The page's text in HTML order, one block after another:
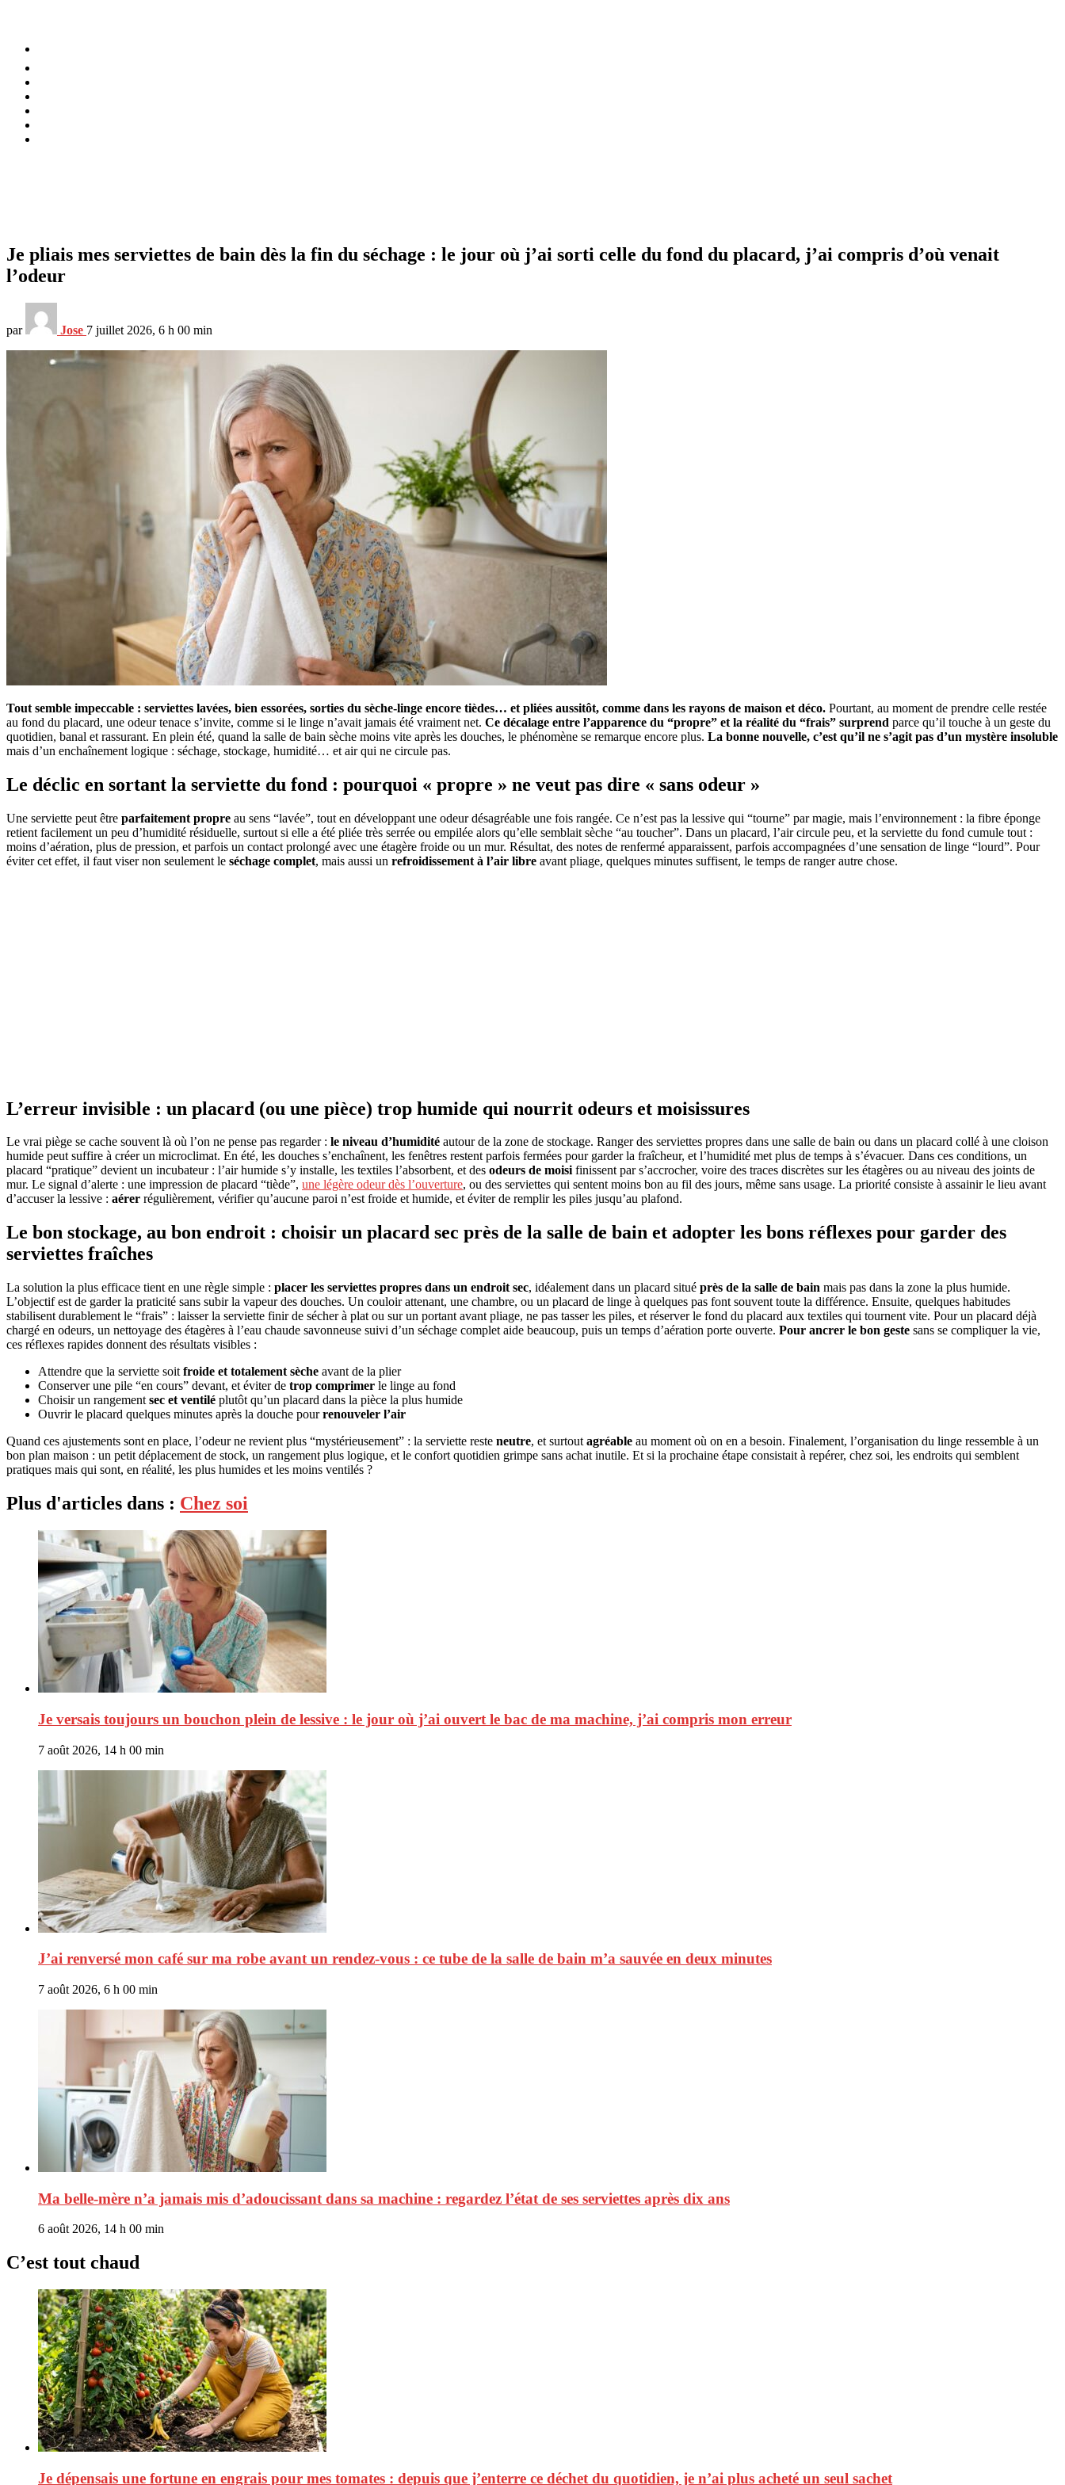
Je pliais mes serviettes de bain dès la fin du séchage : le jour où j’ai sorti celle du fond du placard, j’ai compris d’où venait
l’odeur
par Jose 7 juillet 2026, 6 h 00 min
Tout semble impeccable : serviettes lavées, bien essorées, sorties du sèche-linge encore tièdes… et pliées aussitôt, comme dans les rayons de maison et déco. Pourtant, au moment de prendre celle restée
au fond du placard, une odeur tenace s’invite, comme si le linge n’avait jamais été vraiment net. Ce décalage entre l’apparence du “propre” et la réalité du “frais” surprend parce qu’il touche à un geste du
quotidien, banal et rassurant. En plein été, quand la salle de bain sèche moins vite après les douches, le phénomène se remarque encore plus. La bonne nouvelle, c’est qu’il ne s’agit pas d’un mystère insoluble
mais d’un enchaînement logique : séchage, stockage, humidité… et air qui ne circule pas.
Le déclic en sortant la serviette du fond : pourquoi « propre » ne veut pas dire « sans odeur »
Une serviette peut être parfaitement propre au sens “lavée”, tout en développant une odeur désagréable une fois rangée. Ce n’est pas la lessive qui “tourne” par magie, mais l’environnement : la fibre éponge
retient facilement un peu d’humidité résiduelle, surtout si elle a été pliée très serrée ou empilée alors qu’elle semblait sèche “au toucher”. Dans un placard, l’air circule peu, et la serviette du fond cumule tout :
moins d’aération, plus de pression, et parfois un contact prolongé avec une étagère froide ou un mur. Résultat, des notes de renfermé apparaissent, parfois accompagnées d’une sensation de linge “lourd”. Pour
éviter cet effet, il faut viser non seulement le séchage complet, mais aussi un refroidissement à l’air libre avant pliage, quelques minutes suffisent, le temps de ranger autre chose.
L’erreur invisible : un placard (ou une pièce) trop humide qui nourrit odeurs et moisissures
Le vrai piège se cache souvent là où l’on ne pense pas regarder : le niveau d’humidité autour de la zone de stockage. Ranger des serviettes propres dans une salle de bain ou dans un placard collé à une cloison
humide peut suffire à créer un microclimat. En été, les douches s’enchaînent, les fenêtres restent parfois fermées pour garder la fraîcheur, et l’humidité met plus de temps à s’évacuer. Dans ces conditions, un
placard “pratique” devient un incubateur : l’air humide s’y installe, les textiles l’absorbent, et des odeurs de moisifinissent par s’accrocher, voire des traces discrètes sur les étagères ou au niveau des joints de
mur. Le signal d’alerte : une impression de placard “tiède”, une légère odeur dès l’ouverture, ou des serviettes qui sentent moins bon au fil des jours, même sans usage. La priorité consiste à assainir le lieu avant
d’accuser la lessive : aérer régulièrement, vérifier qu’aucune paroi n’est froide et humide, et éviter de remplir les piles jusqu’au plafond.
Le bon stockage, au bon endroit : choisir un placard sec près de la salle de bain et adopter les bons réflexes pour garder des
serviettes fraîches
La solution la plus efficace tient en une règle simple : placer les serviettes propres dans un endroit sec, idéalement dans un placard situé près de la salle de bain mais pas dans la zone la plus humide.
L’objectif est de garder la praticité sans subir la vapeur des douches. Un couloir attenant, une chambre, ou un placard de linge à quelques pas font souvent toute la différence. Ensuite, quelques habitudes
stabilisent durablement le “frais” : laisser la serviette finir de sécher à plat ou sur un portant avant pliage, ne pas tasser les piles, et réserver le fond du placard aux textiles qui tournent vite. Pour un placard déjà
chargé en odeurs, un nettoyage des étagères à l’eau chaude savonneuse suivi d’un séchage complet aide beaucoup, puis un temps d’aération porte ouverte. Pour ancrer le bon geste sans se compliquer la vie,
ces réflexes rapides donnent des résultats visibles :
Attendre que la serviette soit froide et totalement sèche avant de la plier
Conserver une pile “en cours” devant, et éviter de trop comprimer le linge au fond
Choisir un rangement sec et ventilé plutôt qu’un placard dans la pièce la plus humide
Ouvrir le placard quelques minutes après la douche pourrenouveler l’air
Quand ces ajustements sont en place, l’odeur ne revient plus “mystérieusement” : la serviette reste neutre, et surtout agréable au moment où on en a besoin. Finalement, l’organisation du linge ressemble à un
bon plan maison : un petit déplacement de stock, un rangement plus logique, et le confort quotidien grimpe sans achat inutile. Et si la prochaine étape consistait à repérer, chez soi, les endroits qui semblent
pratiques mais qui sont, en réalité, les plus humides et les moins ventilés ?
Plus d'articles dans : Chez soi
Je versais toujours un bouchon plein de lessive : le jour où j’ai ouvert le bac de ma machine, j’ai compris mon erreur
7 août 2026, 14 h 00 min
J’ai renversé mon café sur ma robe avant un rendez-vous : ce tube de la salle de bain m’a sauvée en deux minutes
7 août 2026, 6 h 00 min
Ma belle-mère n’a jamais mis d’adoucissant dans sa machine : regardez l’état de ses serviettes après dix ans
6 août 2026, 14 h 00 min
C’est tout chaud
Je dépensais une fortune en engrais pour mes tomates : depuis que j’enterre ce déchet du quotidien, je n’ai plus acheté un seul sachet